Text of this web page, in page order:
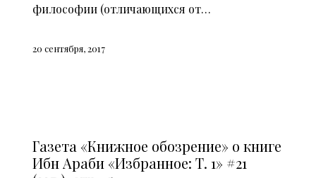
философии (отличающихся от…
20 сентября, 2017
Газета «Книжное обозрение» о книге
Ибн Араби «Избранное: Т. 1» #21